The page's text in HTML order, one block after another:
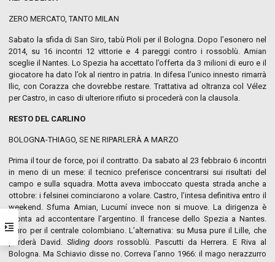
ZERO MERCATO, TANTO MILAN
Sabato la sfida di San Siro, tabù Pioli per il Bologna. Dopo l’esonero nel
2014, su 16 incontri 12 vittorie e 4 pareggi contro i rossoblù. Amian
sceglie il Nantes. Lo Spezia ha accettato l’offerta da 3 milioni di euro e il
giocatore ha dato l’ok al rientro in patria. In difesa l’unico innesto rimarrà
Ilic, con Corazza che dovrebbe restare. Trattativa ad oltranza col Vélez
per Castro, in caso di ulteriore rifiuto si procederà con la clausola.
RESTO DEL CARLINO
BOLOGNA-THIAGO, SE NE RIPARLERÀ A MARZO
Prima il tour de force, poi il contratto. Da sabato al 23 febbraio 6 incontri
in meno di un mese: il tecnico preferisce concentrarsi sui risultati del
campo e sulla squadra. Motta aveva imboccato questa strada anche a
ottobre: i felsinei cominciarono a volare. Castro, l’intesa definitiva entro il
weekend. Sfuma Amian, Lucumí invece non si muove. La dirigenza è
pronta ad accontentare l’argentino. Il francese dello Spezia a Nantes.
Muro per il centrale colombiano. L’alternativa: su Musa pure il Lille, che
perderà David. Sliding doors rossoblù. Pascutti da Herrera. E Riva al
Bologna. Ma Schiavio disse no. Correva l’anno 1966: il mago nerazzurro